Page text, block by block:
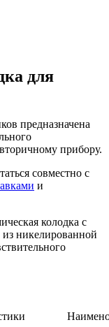
для
предназначена
прибору.
совместно с
и
колодка с
никелированной